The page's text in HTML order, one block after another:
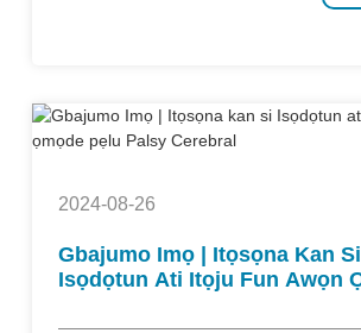
2024-08-26
Gbajumo Imọ | Itọsọna Kan Si
Isọdọtun Ati Itọju Fun Awọn